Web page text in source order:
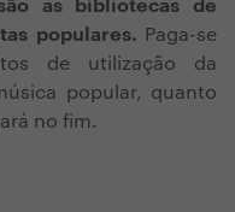
as bibliotecas de
populares. Paga-se
de utilização da
popular, quanto
no fim.